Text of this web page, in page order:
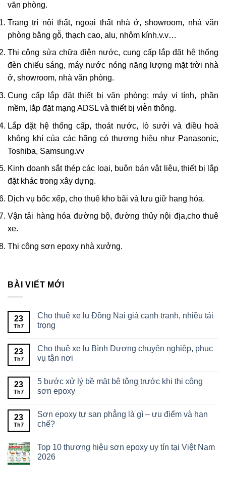
văn phòng.
Trang trí nội thất, ngoại thất nhà ở, showroom, nhà văn
phòng bằng gỗ, thạch cao, alu, nhôm kính.v.v…
Thi công sửa chữa điện nước, cung cấp lắp đặt hệ thống
đèn chiếu sáng, máy nước nóng năng lượng mặt trời nhà
ở, showroom, nhà văn phòng.
Cung cấp lắp đặt thiết bị văn phòng; máy vi tính, phần
mềm, lắp đặt mạng ADSL và thiết bị viễn thông.
Lắp đặt hệ thống cấp, thoát nước, lò sưởi và điều hoà
không khí của các hãng có thương hiệu như Panasonic,
Toshiba, Samsung.vv
Kinh doanh sắt thép các loại, buôn bán vật liệu, thiết bị lắp
đặt khác trong xây dựng.
Dịch vụ bốc xếp, cho thuê kho bãi và lưu giữ hang hóa.
Vận tải hàng hóa đường bộ, đường thủy nội địa,cho thuê
xe.
Thi công sơn epoxy nhà xưởng.
BÀI VIẾT MỚI
23
Th7
Cho thuê xe lu Đồng Nai giá cạnh tranh, nhiều tải
trọng
23
Th7
Cho thuê xe lu Bình Dương chuyên nghiệp, phục
vụ tận nơi
23
Th7
5 bước xử lý bề mặt bê tông trước khi thi công
sơn epoxy
23
Th7
Sơn epoxy tự san phẳng là gì – ưu điểm và hạn
chế?
Top 10 thương hiệu sơn epoxy uy tín tại Việt Nam
2026